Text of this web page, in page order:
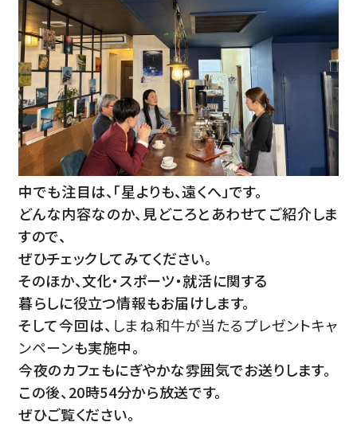
中でも注目は、「星よりも、遠くへ」です。
どんな内容なのか、見どころとあわせてご紹介しま
すので、
ぜひチェックしてみてください。
そのほか、文化・スポーツ・就活に関する
暮らしに役立つ情報もお届けします。
そして今回は、 しまね和牛が当たるプレゼントキャ
ンペーンも実施中。
今夜のカフェもにぎやかな雰囲気でお送りします。
この後、20時54分から放送です。
ぜひご覧ください。